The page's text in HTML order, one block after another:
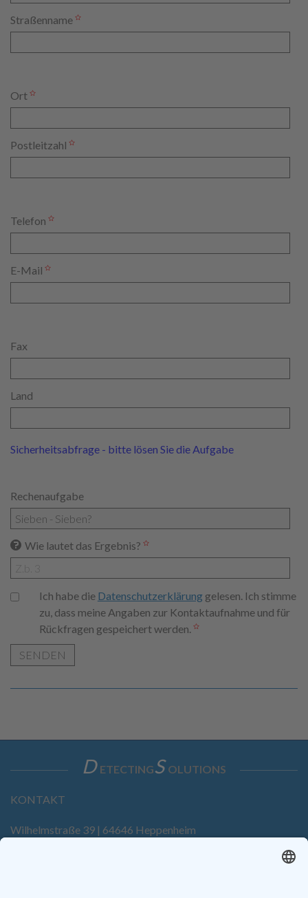
Straßenname
Ort
Postleitzahl
Telefon
E-Mail
Fax
Land
Sicherheitsabfrage - bitte lösen Sie die Aufgabe
Rechenaufgabe
Wie lautet das Ergebnis?
Ich habe die Datenschutzerklärunggelesen. Ich stimme
zu, dass meine Angaben zur Kontaktaufnahme und für
Rückfragen gespeichert werden.
SENDEN
D ETECTINGS OLUTIONS
KONTAKT
Wilhelmstraße 39 | 64646 Heppenheim